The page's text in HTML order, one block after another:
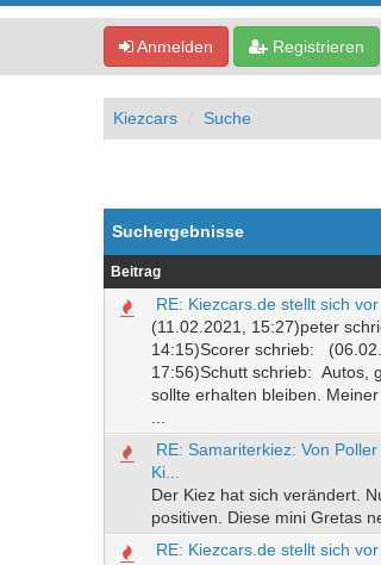
Anmelden Registrieren
Kiezcars Suche
Suchergebnisse
Beitrag
RE: Kiezcars.de stellt sich vor
(11.02.2021, 15:27)peter
14:15)Scorer schrieb:
17:56)Schutt schrieb: Autos,
sollte erhalten bleiben.
RE: Samariterkiez: Von
Ki...
Der Kiez hat sich verändert.
positiven. Diese mini Gretas
RE: Kiezcars.de stellt sich vor